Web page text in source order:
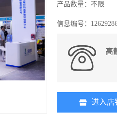
产品数量： 不限
信息编号：
高
进入店